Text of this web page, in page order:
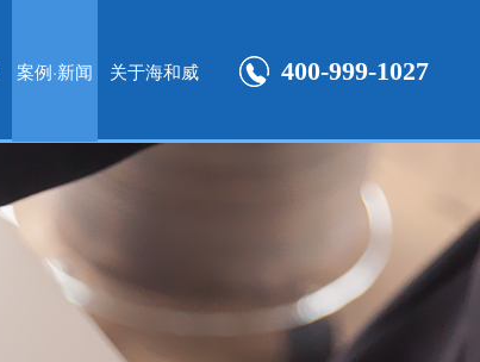
400-999-1027
案例·新闻 关于海和威